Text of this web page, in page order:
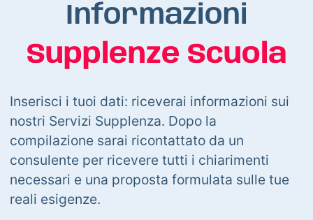
Informazioni
Supplenze Scuola
Inserisci i tuoi dati: riceverai informazioni sui
nostri Servizi Supplenza. Dopo la
compilazione sarai ricontattato da un
consulente per ricevere tutti i chiarimenti
necessari e una proposta formulata sulle tue
reali esigenze.